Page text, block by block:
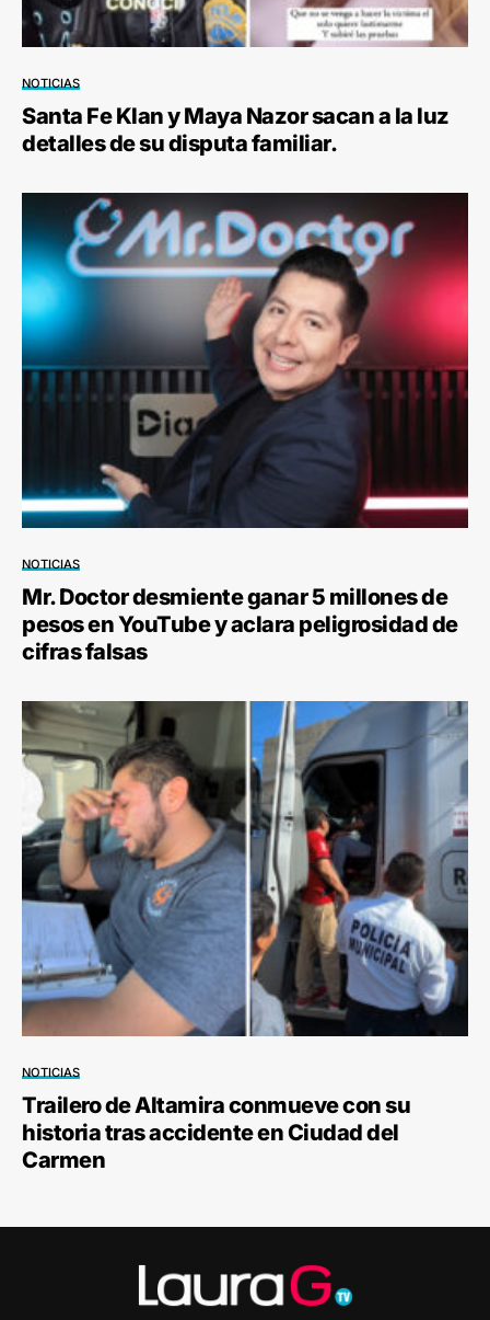
NOTICIAS
Santa Fe Klan y Maya Nazor sacan a la luz
detalles de su disputa familiar.
NOTICIAS
Mr. Doctor desmiente ganar 5 millones de
pesos en YouTube y aclara peligrosidad de
cifras falsas
NOTICIAS
Trailero de Altamira conmueve con su
historia tras accidente en Ciudad del
Carmen